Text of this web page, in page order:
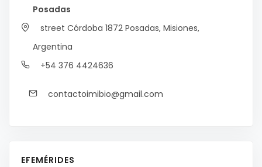
Posadas
street Córdoba 1872 Posadas, Misiones,
Argentina
+54 376 4424636
contactoimibio@gmail.com
EFEMÉRIDES